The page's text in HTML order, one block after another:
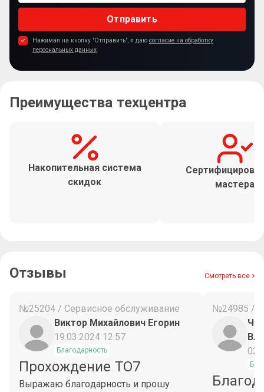
Отправить
Нажимая на кнопку "Отправить", я даю согласие на обработку
персональных данных
Преимущества техцентра
Накопительная система
скидок
мастера
Отзывы Смотреть все
№25204 / Сервисное обслуживание
Виктор Михайлович Егорин
19.03.2024 12:57
Благодарность
Прохождение ТО7
Выражаю благодарность и прошу
№24985 /